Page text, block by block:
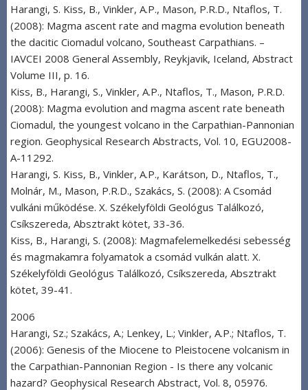
Harangi, S. Kiss, B., Vinkler, A.P., Mason, P.R.D., Ntaflos, T.
(2008): Magma ascent rate and magma evolution beneath
the dacitic Ciomadul volcano, Southeast Carpathians. –
IAVCEI 2008 General Assembly, Reykjavik, Iceland, Abstract
Volume III, p. 16.
Kiss, B., Harangi, S., Vinkler, A.P., Ntaflos, T., Mason, P.R.D.
(2008): Magma evolution and magma ascent rate beneath
Ciomadul, the youngest volcano in the Carpathian-Pannonian
region. Geophysical Research Abstracts, Vol. 10, EGU2008-
A-11292.
Harangi, S. Kiss, B., Vinkler, A.P., Karátson, D., Ntaflos, T.,
Molnár, M., Mason, P.R.D., Szakács, S. (2008): A Csomád
vulkáni működése. X. Székelyföldi Geológus Találkozó,
Csíkszereda, Absztrakt kötet, 33-36.
Kiss, B., Harangi, S. (2008): Magmafelemelkedési sebesség
és magmakamra folyamatok a csomád vulkán alatt. X.
Székelyföldi Geológus Találkozó, Csíkszereda, Absztrakt
kötet, 39-41.
2006
Harangi, Sz.; Szakács, A.; Lenkey, L.; Vinkler, A.P.; Ntaflos, T.
(2006): Genesis of the Miocene to Pleistocene volcanism in
the Carpathian-Pannonian Region - Is there any volcanic
hazard? Geophysical Research Abstract, Vol. 8, 05976.